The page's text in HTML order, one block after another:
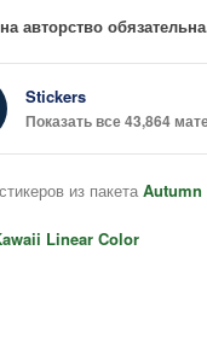
авторство
Stickers
Показать все 43,864
из пакета Autumn
Linear Color